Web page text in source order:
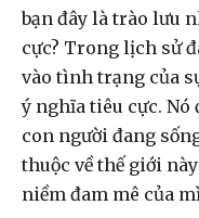
bạn đây là trào lưu
cực? Trong lịch sử
vào tình trạng của
ý nghĩa tiêu cực. Nó
con người đang
thuộc về thế giới
niềm đam mê của